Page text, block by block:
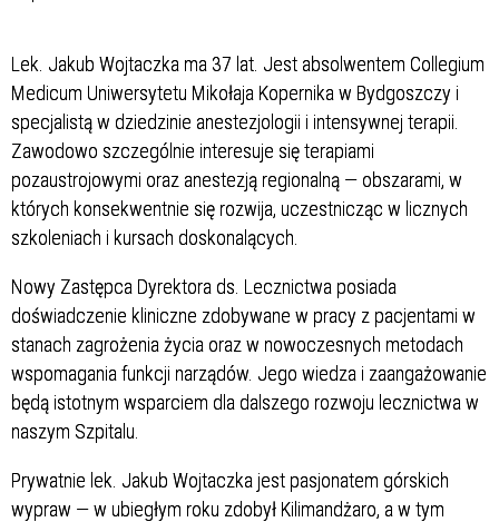
Lek. Jakub Wojtaczka ma 37 lat. Jest absolwentem Collegium
Medicum Uniwersytetu Mikołaja Kopernika w Bydgoszczy i
specjalistą w dziedzinie anestezjologii i intensywnej terapii.
Zawodowo szczególnie interesuje się terapiami
pozaustrojowymi oraz anestezją regionalną — obszarami, w
których konsekwentnie się rozwija, uczestnicząc w licznych
szkoleniach i kursach doskonalących.
Nowy Zastępca Dyrektora ds. Lecznictwa posiada
doświadczenie kliniczne zdobywane w pracy z pacjentami w
stanach zagrożenia życia oraz w nowoczesnych metodach
wspomagania funkcji narządów. Jego wiedza i zaangażowanie
będą istotnym wsparciem dla dalszego rozwoju lecznictwa w
naszym Szpitalu.
Prywatnie lek. Jakub Wojtaczka jest pasjonatem górskich
wypraw — w ubiegłym roku zdobył Kilimandżaro, a w tym